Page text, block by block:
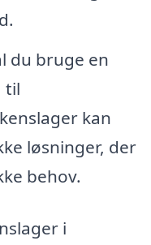
du bruge en
til
kan
løsninger, der
behov.
i